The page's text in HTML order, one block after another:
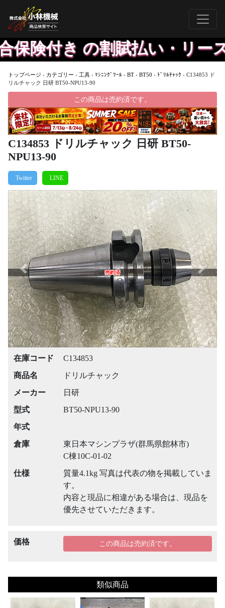
の割賦払い・リースプ
トップページ › カテゴリー › 工具 › ﾏｼﾆﾝｸﾞﾂｰﾙ › BT › BT50 › ﾄﾞﾘﾙﾁｬｯｸ › C134853 ド
リルチャック 日研 BT50-NPU13-90
この商品は売約済です。
C134853 ドリルチャック 日研 BT50-
NPU13-90
売約済
Previous Next
在庫コード
C134853
商品名
ドリルチャック
メーカー
日研
型式
BT50-NPU13-90
年式
倉庫
東日本マシンプラザ(群馬県館林市)
C棟10C-01-02
仕様
質量4.1kg 写真は代表の物を掲載していま
す。
内容と現品に相違がある場合は、現品を
優先させていただきます。
価格 この商品は売約済です。
類似商品